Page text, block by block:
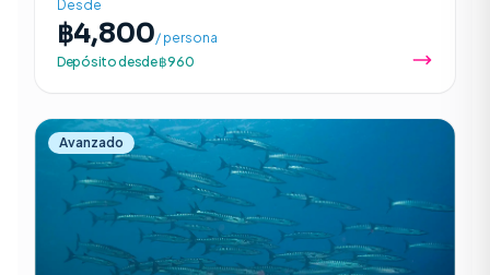
Desde
฿4,800/ persona
Depósito desde ฿960
Avanzado